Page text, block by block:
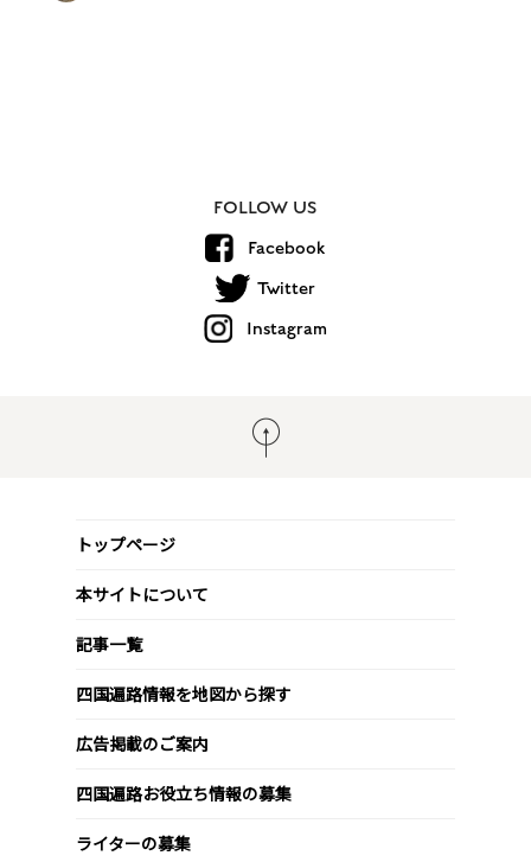
FOLLOW US
Facebook
Twitter
Instagram
トップページ
本サイトについて
記事一覧
四国遍路情報を地図から探す
広告掲載のご案内
四国遍路お役立ち情報の募集
ライターの募集